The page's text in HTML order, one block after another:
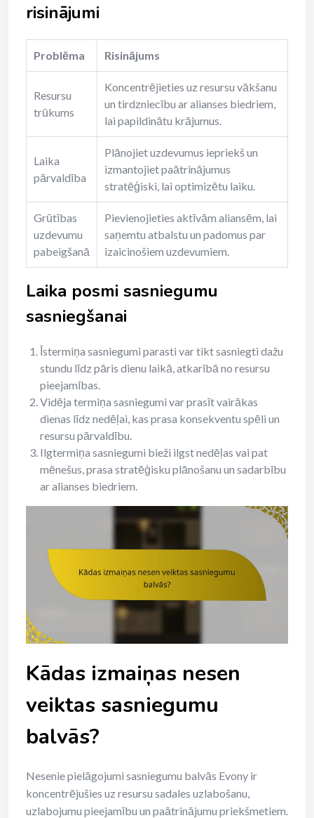
risinājumi
Problēma Risinājums
Resursu
trūkums
Koncentrējieties uz resursu vākšanu
un tirdzniecību ar alianses biedriem,
lai papildinātu krājumus.
Laika
pārvaldība
Plānojiet uzdevumus iepriekš un
izmantojiet paātrinājumus
stratēģiski, lai optimizētu laiku.
Grūtības
uzdevumu
pabeigšanā
Pievienojieties aktīvām aliansēm, lai
saņemtu atbalstu un padomus par
izaicinošiem uzdevumiem.
Laika posmi sasniegumu
sasniegšanai
Īstermiņa sasniegumi parasti var tikt sasniegti dažu
stundu līdz pāris dienu laikā, atkarībā no resursu
pieejamības.
Vidēja termiņa sasniegumi var prasīt vairākas
dienas līdz nedēļai, kas prasa konsekventu spēli un
resursu pārvaldību.
Ilgtermiņa sasniegumi bieži ilgst nedēļas vai pat
mēnešus, prasa stratēģisku plānošanu un sadarbību
ar alianses biedriem.
Kādas izmaiņas nesen
veiktas sasniegumu
balvās?
Nesenie pielāgojumi sasniegumu balvās Evony ir
koncentrējušies uz resursu sadales uzlabošanu,
uzlabojumu pieejamību un paātrinājumu priekšmetiem.